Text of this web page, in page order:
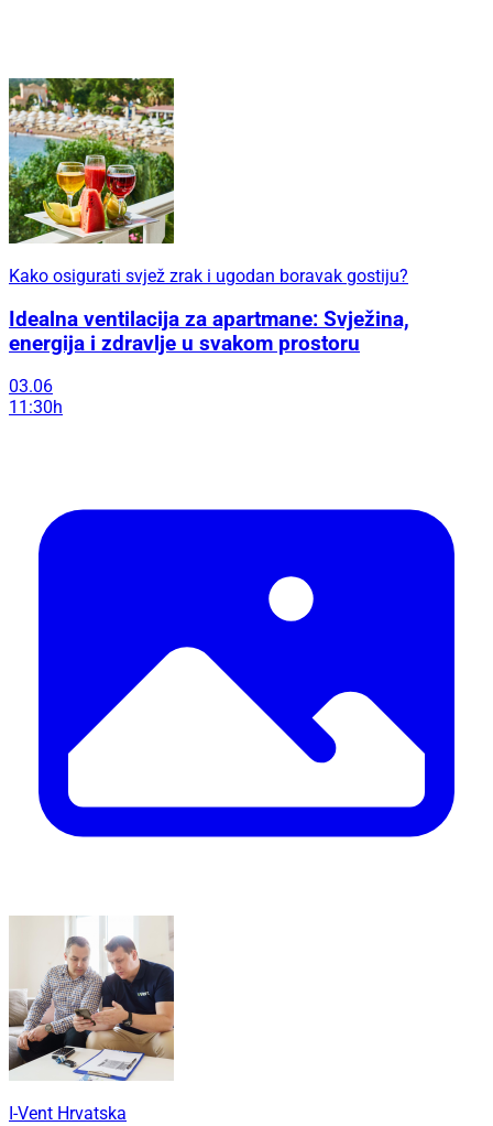
Kako osigurati svjež zrak i ugodan boravak gostiju?
Idealna ventilacija za apartmane: Svježina,
energija i zdravlje u svakom prostoru
03.06
11:30h
I-Vent Hrvatska